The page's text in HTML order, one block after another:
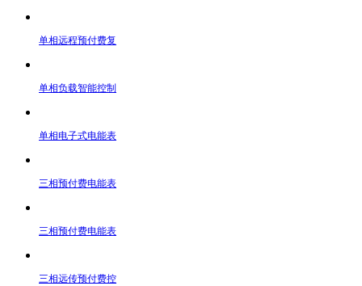
单相远程预付费复
单相负载智能控制
单相电子式电能表
三相预付费电能表
三相预付费电能表
三相远传预付费控